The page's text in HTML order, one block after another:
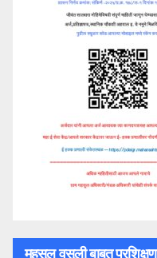
महसूल वसूली बाबत प्रशिक्षण